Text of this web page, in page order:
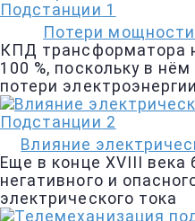
Подстанции 1
Потери
КПД трансформатора
100 %, поскольку в
потери
Подстанции 2
Влияние
Еще в конце XVIII
негативного и
электрического тока